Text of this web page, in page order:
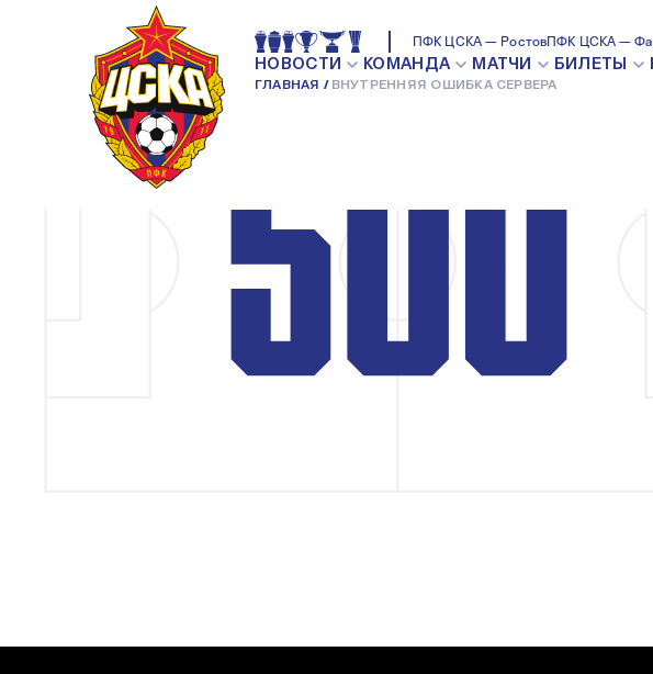
ПФК ЦСКА — РостовПФК ЦСКА —
НОВОСТИ КОМАНДА МАТЧИ БИЛЕТЫ
ГЛАВНАЯ ВНУТРЕННЯЯ ОШИБКА СЕРВЕРА